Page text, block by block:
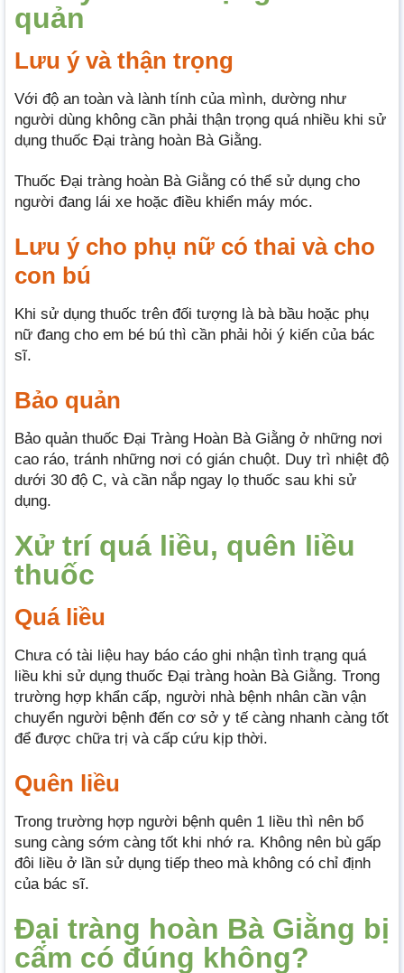
quản
Lưu ý và thận trọng
Với độ an toàn và lành tính của mình, dường như
người dùng không cần phải thận trọng quá nhiều khi sử
dụng thuốc Đại tràng hoàn Bà Giằng.
Thuốc Đại tràng hoàn Bà Giằng có thể sử dụng cho
người đang lái xe hoặc điều khiển máy móc.
Lưu ý cho phụ nữ có thai và cho
con bú
Khi sử dụng thuốc trên đối tượng là bà bầu hoặc phụ
nữ đang cho em bé bú thì cần phải hỏi ý kiến của bác
sĩ.
Bảo quản
Bảo quản thuốc Đại Tràng Hoàn Bà Giằng ở những nơi
cao ráo, tránh những nơi có gián chuột. Duy trì nhiệt độ
dưới 30 độ C, và cần nắp ngay lọ thuốc sau khi sử
dụng.
Xử trí quá liều, quên liều
thuốc
Quá liều
Chưa có tài liệu hay báo cáo ghi nhận tình trạng quá
liều khi sử dụng thuốc Đại tràng hoàn Bà Giằng. Trong
trường hợp khẩn cấp, người nhà bệnh nhân cần vận
chuyển người bệnh đến cơ sở y tế càng nhanh càng tốt
để được chữa trị và cấp cứu kịp thời.
Quên liều
Trong trường hợp người bệnh quên 1 liều thì nên bổ
sung càng sớm càng tốt khi nhớ ra. Không nên bù gấp
đôi liều ở lần sử dụng tiếp theo mà không có chỉ định
của bác sĩ.
Đại tràng hoàn Bà Giằng bị
cấm có đúng không?